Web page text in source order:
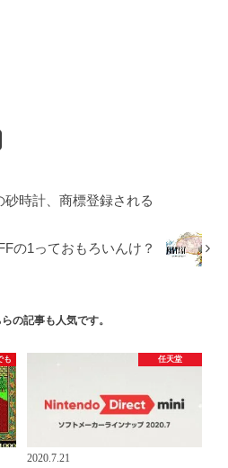
砂時計、商標登録される
FFの1っておもろいんけ？
の記事も人気です。
も 任天堂
2020.7.21